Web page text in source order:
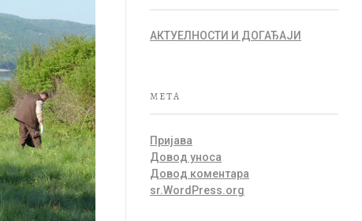
АКТУЕЛНОСТИ И ДОГАЂАЈИ
META
Пријава
Довод уноса
Довод коментара
sr.WordPress.org